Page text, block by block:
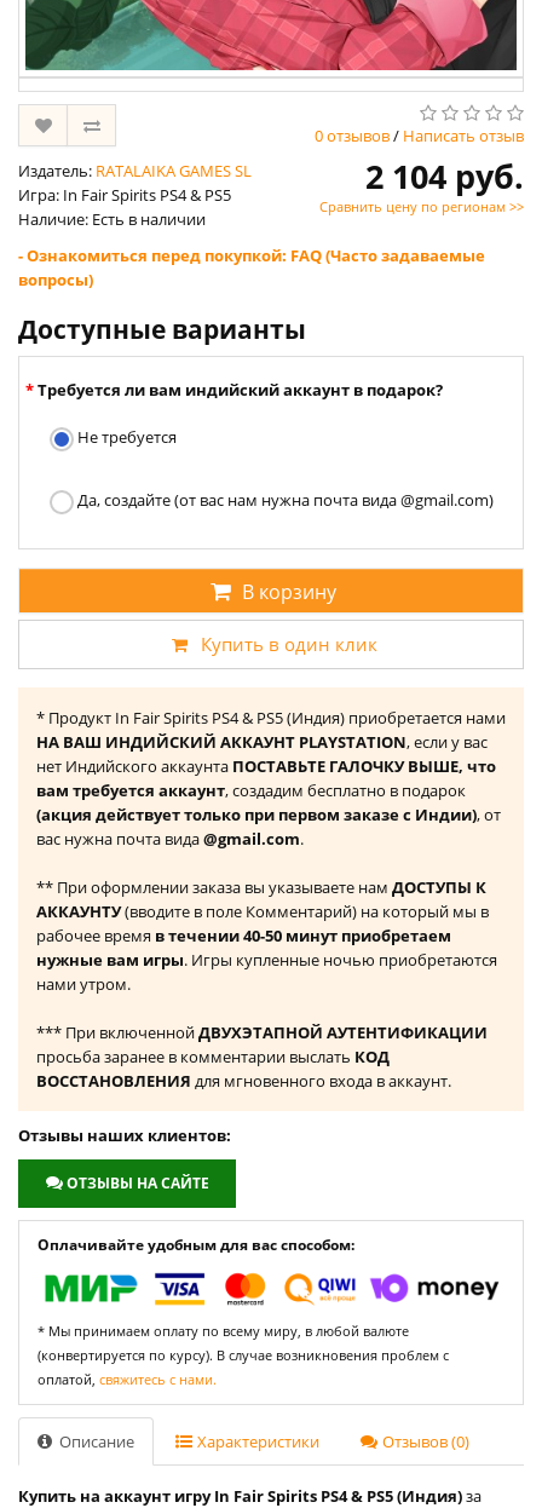
0 отзывов/ Написать отзыв
Издатель: RATALAIKA GAMES SL
Игра: In Fair Spirits PS4 & PS5
Наличие: Есть в наличии
2 104 руб.
Сравнить цену по регионам >>
- Ознакомиться перед покупкой: FAQ (Часто задаваемые
вопросы)
Доступные варианты
Требуется ли вам индийский аккаунт в подарок?
Не требуется
Да, создайте (от вас нам нужна почта вида @gmail.com)
В корзину
Купить в один клик
* Продукт In Fair Spirits PS4 & PS5 (Индия) приобретается нами
НА ВАШ ИНДИЙСКИЙ АККАУНТ PLAYSTATION, если у вас
нет Индийского аккаунта ПОСТАВЬТЕ ГАЛОЧКУ ВЫШЕ, что
вам требуется аккаунт, создадим бесплатно в подарок
(акция действует только при первом заказе с Индии), от
вас нужна почта вида@gmail.com.
** При оформлении заказа вы указываете нам ДОСТУПЫ К
АККАУНТУ(вводите в поле Комментарий) на который мы в
рабочее время в течении 40-50 минут приобретаем
нужные вам игры. Игры купленные ночью приобретаются
нами утром.
*** При включеннойДВУХЭТАПНОЙ АУТЕНТИФИКАЦИИ
просьба заранее в комментарии выслать КОД
ВОССТАНОВЛЕНИЯ для мгновенного входа в аккаунт.
Отзывы наших клиентов:
ОТЗЫВЫ НА САЙТЕ
Оплачивайте удобным для вас способом:
* Мы принимаем оплату по всему миру, в любой валюте
(конвертируется по курсу). В случае возникновения проблем с
оплатой, свяжитесь с нами.
Описание Характеристики Отзывов (0)
Купить на аккаунт игру In Fair Spirits PS4 & PS5 (Индия)за